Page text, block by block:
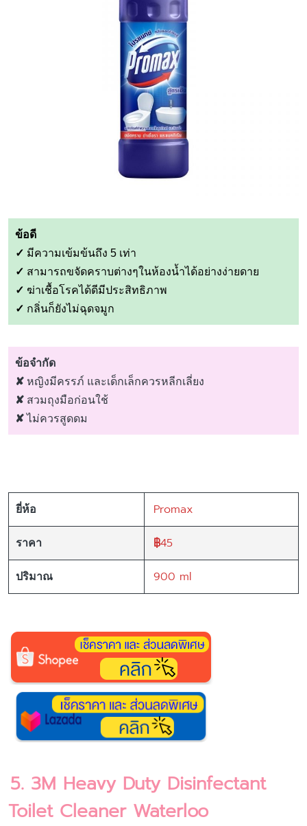
ข้อดี
✓ มีความเข้มข้นถึง 5 เท่า
✓ สามารถขจัดคราบต่างๆในห้องน้ำได้อย่างง่ายดาย
✓ ฆ่าเชื้อโรคได้ดีมีประสิทธิภาพ
✓ กลิ่นก็ยังไม่ฉุดจมูก
ข้อจำกัด
✘ หญิงมีครรภ์ และเด็กเล็กควรหลีกเลี่ยง
✘ สวมถุงมือก่อนใช้
✘ไม่ควรสูดดม
ยี่ห้อ Promax
ราคา ฿45
ปริมาณ 900 ml
5. 3M Heavy Duty Disinfectant
Toilet Cleaner Waterloo